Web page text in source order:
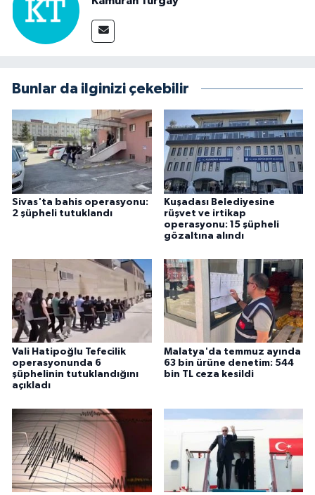
Bunlar da ilginizi çekebilir
Sivas'ta bahis operasyonu:
2 şüpheli tutuklandı
Kuşadası Belediyesine
rüşvet ve irtikap
operasyonu: 15 şüpheli
gözaltına alındı
Vali Hatipoğlu Tefecilik
operasyonunda 6
şüphelinin tutuklandığını
açıkladı
Malatya'da temmuz ayında
63 bin ürüne denetim: 544
bin TL ceza kesildi